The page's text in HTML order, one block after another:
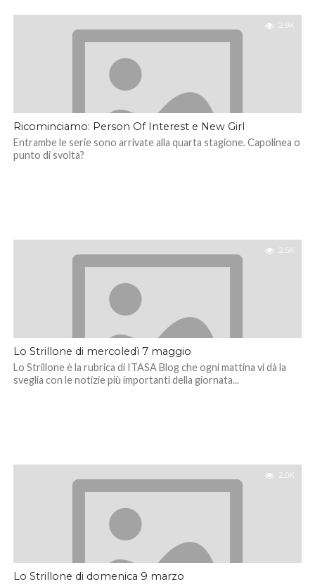
2.9K
Ricominciamo: Person Of Interest e New Girl
Entrambe le serie sono arrivate alla quarta stagione. Capolinea o
punto di svolta?
2.5K
Lo Strillone di mercoledì 7 maggio
Lo Strillone è la rubrica di ITASA Blog che ogni mattina vi dà la
sveglia con le notizie più importanti della giornata...
2.0K
Lo Strillone di domenica 9 marzo